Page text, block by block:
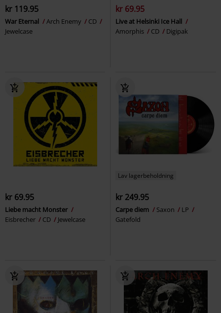
kr 119.95
War Eternal Arch Enemy
CD
Jewelcase
kr 69.95
Live at Helsinki Ice Hall
Amorphis
CD Digipak
kr 69.95
Liebe macht Monster
Eisbrecher
CD Jewelcase
Lav lagerbeholdning
kr 249.95
Carpe diem Saxon
LP
Gatefold